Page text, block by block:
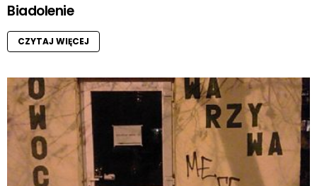
Biadolenie
CZYTAJ WIĘCEJ